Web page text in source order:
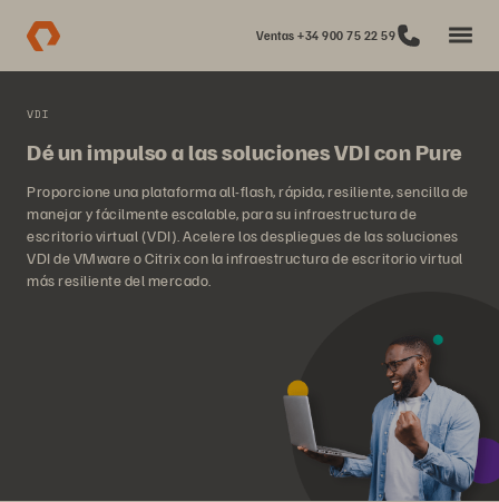
Ventas +34 900 75 22 59
VDI
Dé un impulso a las soluciones VDI con Pure
Proporcione una plataforma all-flash, rápida, resiliente, sencilla de
manejar y fácilmente escalable, para su infraestructura de
escritorio virtual (VDI). Acelere los despliegues de las soluciones
VDI de VMware o Citrix con la infraestructura de escritorio virtual
más resiliente del mercado.